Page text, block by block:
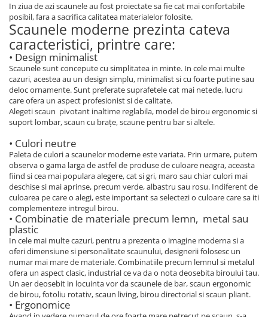
In ziua de azi scaunele au fost proiectate sa fie cat mai confortabile
posibil, fara a sacrifica calitatea materialelor folosite.
Scaunele moderne prezinta cateva
caracteristici, printre care:
• Design minimalist
Scaunele sunt concepute cu simplitatea in minte. In cele mai multe
cazuri, acestea au un design simplu, minimalist si cu foarte putine sau
deloc ornamente. Sunt preferate suprafetele cat mai netede, lucru
care ofera un aspect profesionist si de calitate.
Alegeti scaun pivotant inaltime reglabila, model de birou ergonomic si
suport lombar, scaun cu brațe, scaune pentru bar si altele.
• Culori neutre
Paleta de culori a scaunelor moderne este variata. Prin urmare, putem
observa o gama larga de astfel de produse de culoare neagra, aceasta
fiind si cea mai populara alegere, cat si gri, maro sau chiar culori mai
deschise si mai aprinse, precum verde, albastru sau rosu. Indiferent de
culoarea pe care o alegi, este important sa selectezi o culoare care sa iti
complementeze intregul birou.
• Combinatie de materiale precum lemn, metal sau
plastic
In cele mai multe cazuri, pentru a prezenta o imagine moderna si a
oferi dimensiune si personalitate scaunului, designerii folosesc un
numar mai mare de materiale. Combinatiile precum lemnul si metalul
ofera un aspect clasic, industrial ce va da o nota deosebita biroului tau.
Un aer deosebit in locuinta vor da scaunele de bar, scaun ergonomic
de birou, fotoliu rotativ, scaun living, birou directorial si scaun pliant.
• Ergonomice